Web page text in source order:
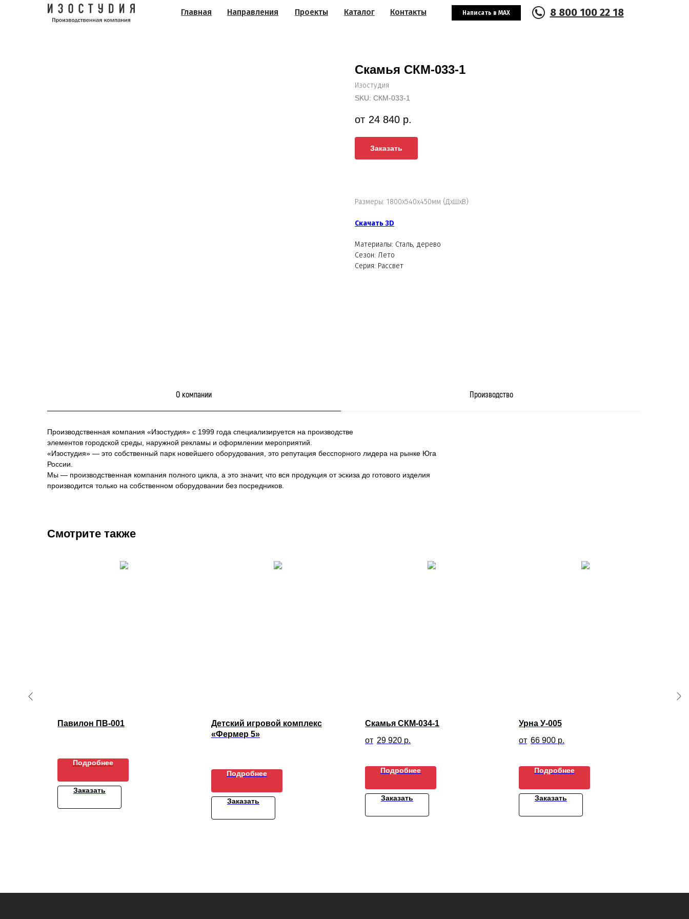
Главная Направления Контакты
Каталог 8 800 100 22 18
Проекты Написать в MAX
Скамья СКМ-033-1
Изостудия
SKU: СКМ-033-1
24 840 р.
Заказать
Размеры: 1800х540х450мм (ДхШхВ)
Скачать 3D
Материалы: Сталь, дерево
Сезон: Лето
Серия: Рассвет
О компании Производство
Производственная компания «Изостудия» с 1999 года специализируется на производстве
элементов городской среды, наружной рекламы и оформлении мероприятий.
«Изостудия» — это собственный парк новейшего оборудования, это репутация бесспорного лидера на рынке Юга
России.
Мы — производственная компания полного цикла, а это значит, что вся продукция от эскиза до готового изделия
производится только на собственном оборудовании без посредников.
Смотрите также
Павилон ПВ-001
Подробнее
Заказать
Детский игровой комплекс
«Фермер 5»
Подробнее
Заказать
Скамья СКМ-034-1
29 920 р.
Подробнее
Заказать
Урна У-005
66 900 р.
Подробнее
Заказать